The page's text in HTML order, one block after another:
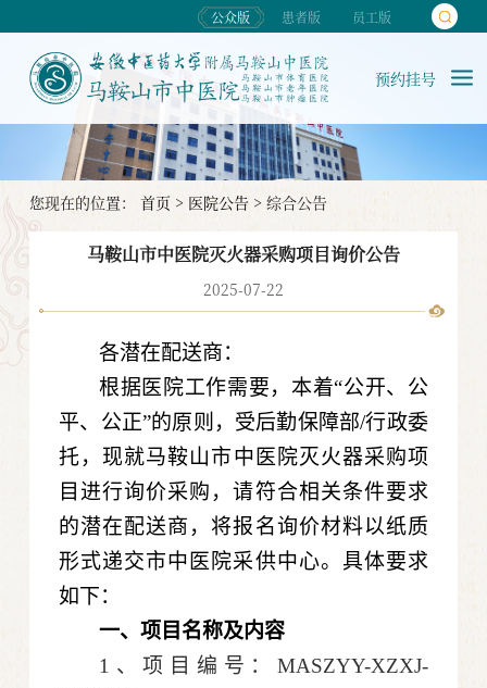
公众版 患者版 员工版
预约挂号
您现在的位置： 首页 > 医院公告> 综合公告
马鞍山市中医院灭火器采购项目询价公告
2025-07-22
各潜在配送商：
根据医院工作需要，本着“公开、公
平、公正”的原则，受后勤保障部/行政委
托， 现就马鞍山市中医院灭火器采购项
目进行询价采购，请符合相关条件要求
的潜在配送商，将报名询价材料以纸质
形式递交市中医院采供中心。具体要求
如下：
一、项目名称及内容
1、项目编号：MASZYY-XZXJ-